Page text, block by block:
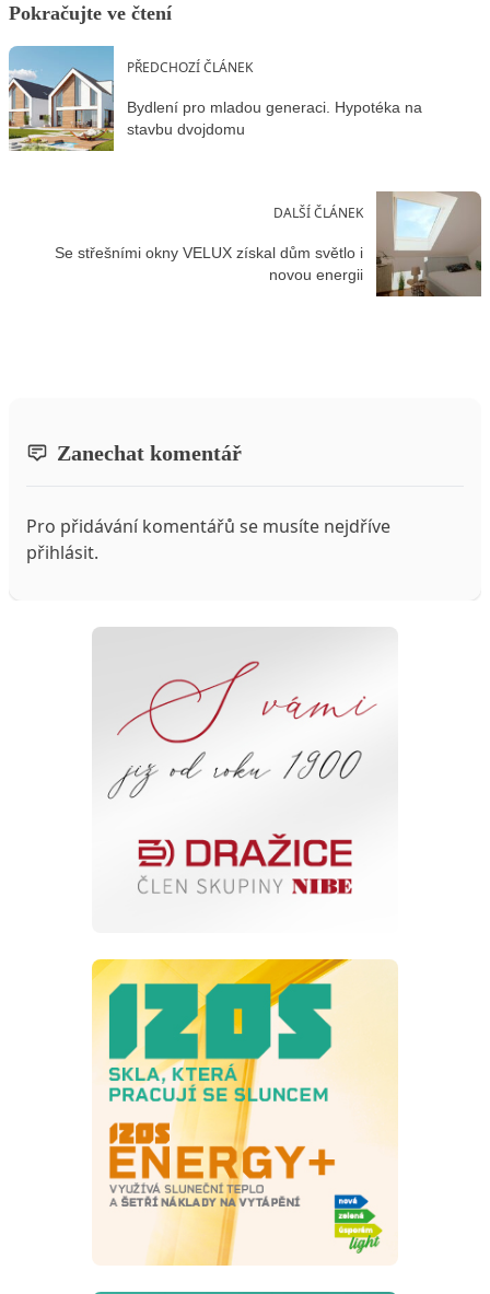
Pokračujte ve čtení
PŘEDCHOZÍ ČLÁNEK
Bydlení pro mladou generaci. Hypotéka na
stavbu dvojdomu
DALŠÍ ČLÁNEK
Se střešními okny VELUX získal dům světlo i
novou energii
Zanechat komentář
Pro přidávání komentářů se musíte nejdříve
přihlásit.